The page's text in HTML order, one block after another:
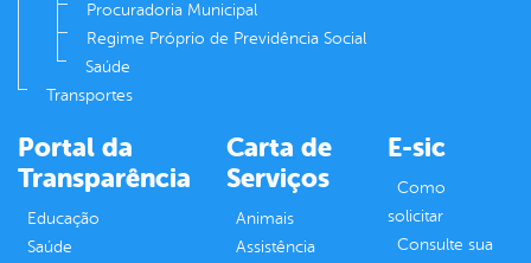
Procuradoria Municipal
Regime Próprio de Previdência Social
Saúde
Transportes
Portal da
Transparência
Educação
Saúde
Carta de
Serviços
Animais
Assistência
E-sic
Como
solicitar
Consulte sua